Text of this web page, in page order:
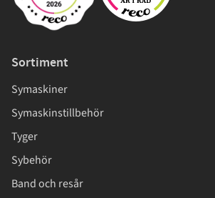
Sortiment
Symaskiner
Symaskinstillbehör
Tyger
Sybehör
Band och resår